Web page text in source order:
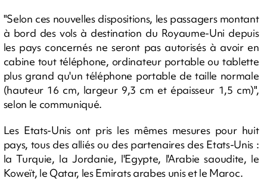
"Selon ces nouvelles dispositions, les passagers montant
à bord des vols à destination du Royaume-Uni depuis
les pays concernés ne seront pas autorisés à avoir en
cabine tout téléphone, ordinateur portable ou tablette
plus grand qu'un téléphone portable de taille normale
(hauteur 16 cm, largeur 9,3 cm et épaisseur 1,5 cm)",
selon le communiqué.
Les Etats-Unis ont pris les mêmes mesures pour huit
pays, tous des alliés ou des partenaires des Etats-Unis :
la Turquie, la Jordanie, l'Egypte, l'Arabie saoudite, le
Koweït, le Qatar, les Emirats arabes unis et le Maroc.